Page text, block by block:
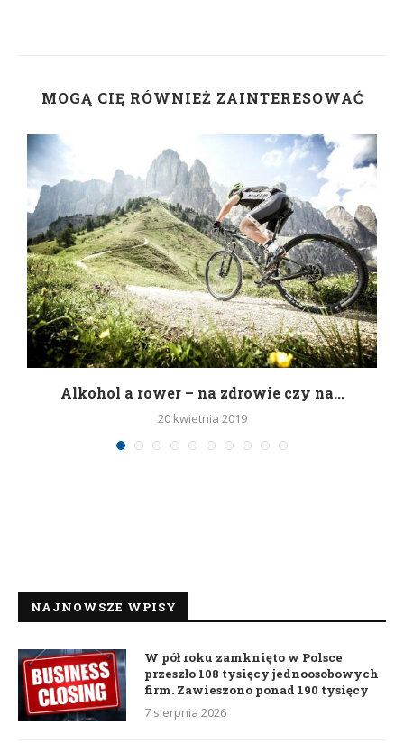
MOGĄ CIĘ RÓWNIEŻ ZAINTERESOWAĆ
Alkohol a rower – na zdrowie czy na...
20 kwietnia 2019
NAJNOWSZE WPISY
W pół roku zamknięto w Polsce
przeszło 108 tysięcy jednoosobowych
firm. Zawieszono ponad 190 tysięcy
7 sierpnia 2026